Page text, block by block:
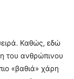
Καθώς, εδώ
του ανθρώπινου
«βαθιά» χάρη